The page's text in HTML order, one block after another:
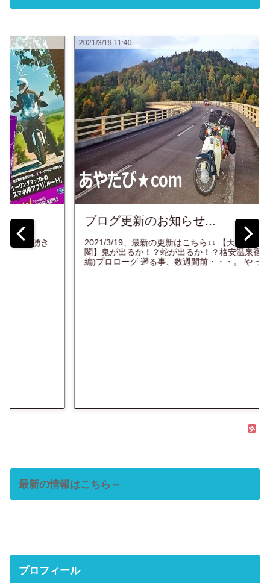
温泉 天人
2021/3/16 07:23
四国歩き遍路2巡目(第二部)2日目
入！】超能力の宿！自分の霊体発
宿！？...
★関西国際空港のベンチにて起床！ 4/26 続き
最新の情報はこちら～
プロフィール